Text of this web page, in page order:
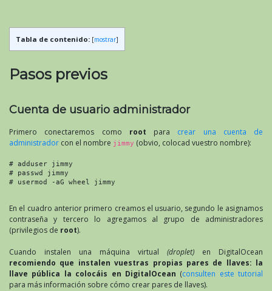
Tabla de contenido: [mostrar]
Pasos previos
Cuenta de usuario administrador
Primero conectaremos como root para crear una cuenta de
administrador con el nombre jimmy (obvio, colocad vuestro nombre):
# adduser jimmy
# passwd jimmy
# usermod -aG wheel jimmy
En el cuadro anterior primero creamos el usuario, segundo le asignamos
contraseña y tercero lo agregamos al grupo de administradores
(privilegios de root).
Cuando instalen una máquina virtual (droplet) en DigitalOcean
recomiendo que instalen vuestras propias pares de llaves: la
llave pública la colocáis en DigitalOcean (consulten este tutorial
para más información sobre cómo crear pares de llaves).